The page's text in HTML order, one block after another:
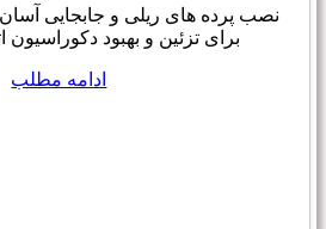
نصب پرده های ریلی و جابجایی
برای تزئین و بهبود
ادامه مطلب